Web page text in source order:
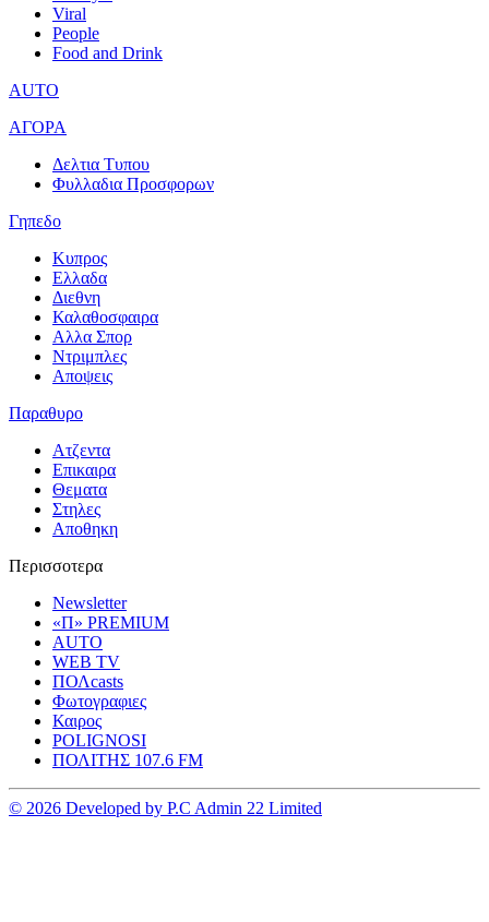
Viral
People
Food and Drink
AUTO
ΑΓΟΡΑ
Δελτια Τυπου
Φυλλαδια Προσφορων
Γηπεδο
Κυπρος
Ελλαδα
Διεθνη
Καλαθοσφαιρα
Αλλα Σπορ
Ντριμπλες
Αποψεις
Παραθυρο
Ατζεντα
Επικαιρα
Θεματα
Στηλες
Αποθηκη
Περισσοτερα
Newsletter
«Π» PREMIUM
AUTO
WEB TV
ΠΟΛcasts
Φωτογραφιες
Καιρος
POLIGNOSI
ΠΟΛΙΤΗΣ 107.6 FM
© 2026 Developed by P.C Admin 22 Limited